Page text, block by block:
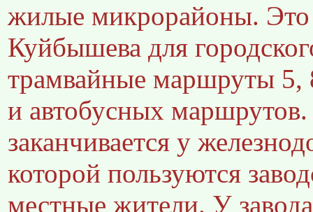
жилые микрорайоны. Это
Куйбышева для
трамвайные маршруты 5,
и автобусных
заканчивается у
которой пользуются
местные жители. У